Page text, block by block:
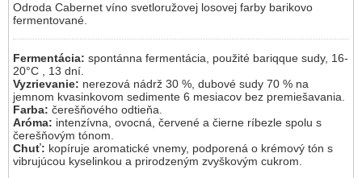
Odroda Cabernet víno svetloružovej losovej farby barikovo
fermentované.
Fermentácia: spontánna fermentácia, použité bariqque sudy, 16-
20°C , 13 dní.
Vyzrievanie: nerezová nádrž 30 %, dubové sudy 70 % na
jemnom kvasinkovom sedimente 6 mesiacov bez premiešavania.
Farba: čerešňového odtieňa.
Aróma: intenzívna, ovocná, červené a čierne ríbezle spolu s
čerešňovým tónom.
Chuť: kopíruje aromatické vnemy, podporená o krémový tón s
vibrujúcou kyselinkou a prirodzeným zvyškovým cukrom.